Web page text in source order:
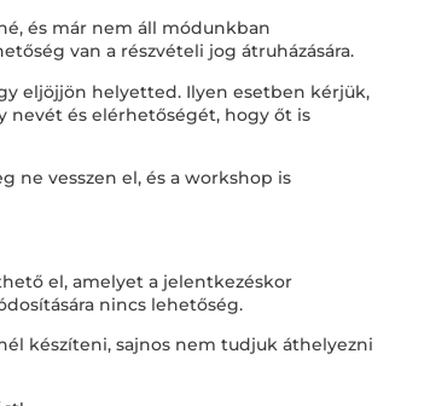
és már nem áll módunkban
van a részvételi jog átruházására.
eljöjjön helyetted. Ilyen esetben kérjük,
nevét és elérhetőségét, hogy őt is
ne vesszen el, és a workshop is
el, amelyet a jelentkezéskor
nincs lehetőség.
készíteni, sajnos nem tudjuk áthelyezni